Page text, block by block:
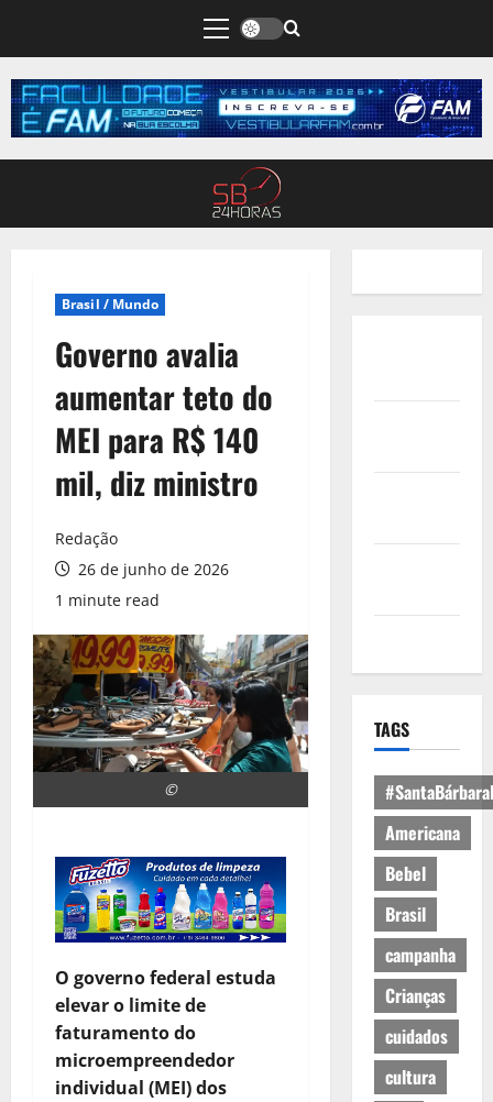
Brasil / Mundo
Governo avalia
aumentar teto do
MEI para R$ 140
mil, diz ministro
Redação
26 de junho de 2026
1 minute read
©
O governo federal estuda
elevar o limite de
faturamento do
microempreendedor
individual (MEI) dos
TAGS
Americana
Bebel
Brasil
campanha
Crianças
cuidados
cultura